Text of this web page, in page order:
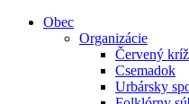
Obec
Organizácie
Červený kríž
Csemadok
Urbársky